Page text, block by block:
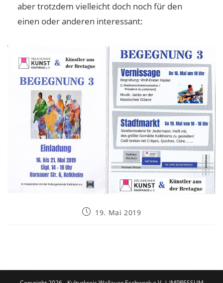
aber trotzdem vielleicht doch noch für den
einen oder anderen interessant:
19. Mai 2019